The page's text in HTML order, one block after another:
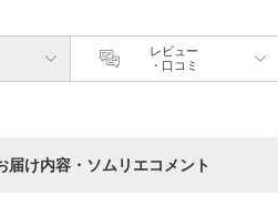
レビュー
・口コミ
届け内容・ソムリエコメント